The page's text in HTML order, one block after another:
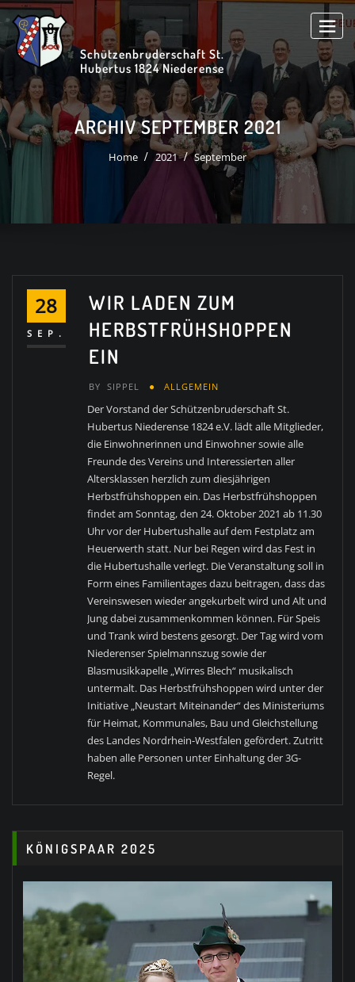
Skip
to
content
Schützenbruderschaft St.
Hubertus 1824 Niederense
ARCHIV SEPTEMBER 2021
Home 2021 September
28
SEP.
WIR LADEN ZUM
HERBSTFRÜHSHOPPEN
EIN
BY SIPPEL ALLGEMEIN
Der Vorstand der Schützenbruderschaft St.
Hubertus Niederense 1824 e.V. lädt alle Mitglieder,
die Einwohnerinnen und Einwohner sowie alle
Freunde des Vereins und Interessierten aller
Altersklassen herzlich zum diesjährigen
Herbstfrühshoppen ein. Das Herbstfrühshoppen
findet am Sonntag, den 24. Oktober 2021 ab 11.30
Uhr vor der Hubertushalle auf dem Festplatz am
Heuerwerth statt. Nur bei Regen wird das Fest in
die Hubertushalle verlegt. Die Veranstaltung soll in
Form eines Familientages dazu beitragen, dass das
Vereinswesen wieder angekurbelt wird und Alt und
Jung dabei zusammenkommen können. Für Speis
und Trank wird bestens gesorgt. Der Tag wird vom
Niederenser Spielmannszug sowie der
Blasmusikkapelle „Wirres Blech“ musikalisch
untermalt. Das Herbstfrühshoppen wird unter der
Initiative „Neustart Miteinander“ des Ministeriums
für Heimat, Kommunales, Bau und Gleichstellung
des Landes Nordrhein-Westfalen gefördert. Zutritt
haben alle Personen unter Einhaltung der 3G-
Regel.
KÖNIGSPAAR 2025